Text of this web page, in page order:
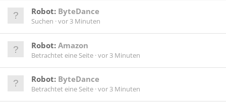
Robot: ByteDance
Suchen vor 3 Minuten
Robot: Amazon
Betrachtet eine Seite vor 3 Minuten
Robot: ByteDance
Betrachtet eine Seite vor 3 Minuten